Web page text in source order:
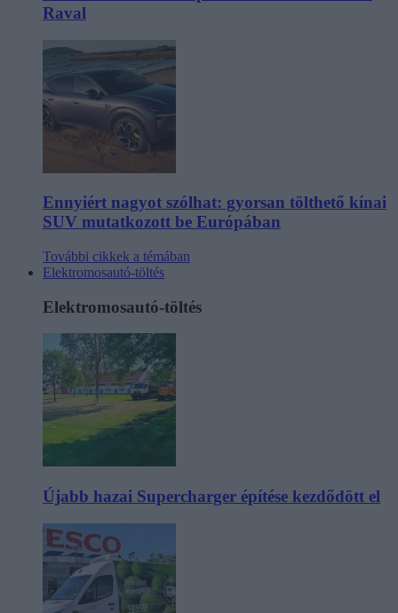
Raval
Ennyiért nagyot szólhat: gyorsan tölthető kínai
SUV mutatkozott be Európában
További cikkek a témában
Elektromosautó-töltés
Elektromosautó-töltés
Újabb hazai Supercharger építése kezdődött el